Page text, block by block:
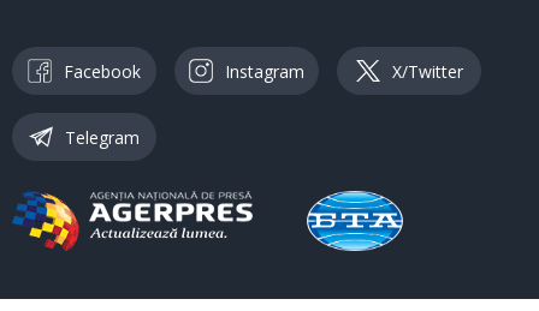
Facebook Instagram X/Twitter
Telegram